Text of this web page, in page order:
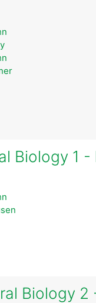
Biology 1 -
Biology 2